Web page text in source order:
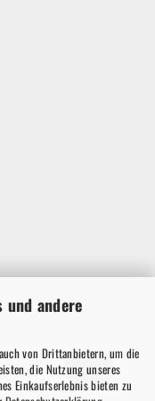
und andere
von Drittanbietern, um die
die Nutzung unseres
Einkaufserlebnis bieten zu